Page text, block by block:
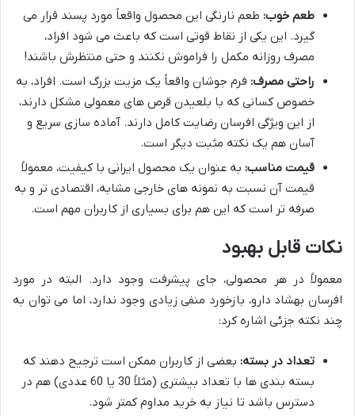
طعم خوب: طعم نارنگی این محصول واقعاً مورد پسند قرار می
گیرد. این یکی از نقاط قوتی است که باعث می شود افراد،
مصرف روزانه مکمل را فراموش نکنند و حتی منتظرش باشند!
راحتی مصرف: فرم جوشان واقعاً یک مزیت بزرگ است. افراد، به
خصوص کسانی که با بلعیدن قرص های معمولی مشکل دارند،
از این ویژگی افرسان رضایت کامل دارند. آماده سازی سریع و
آسان هم یک نکته مثبت دیگر است.
قیمت مناسب: به عنوان یک محصول ایرانی با کیفیت، معمولاً
قیمت آن نسبت به نمونه های خارجی مشابه، اقتصادی تر و به
صرفه تر است که این هم برای بسیاری از کاربران مهم است.
نکات قابل بهبود
معمولاً در هر محصولی، جای پیشرفت وجود دارد. البته در مورد
افرسان بهشاد دارو، بازخورد منفی زیادی وجود ندارد، اما می توان به
چند نکته جزئی اشاره کرد:
تعداد در بسته: بعضی از کاربران ممکن است ترجیح دهند که
بسته بندی ها با تعداد بیشتری (مثلاً 30 یا 60 عددی) هم در
دسترس باشد تا نیاز به خرید مداوم کمتر شود.